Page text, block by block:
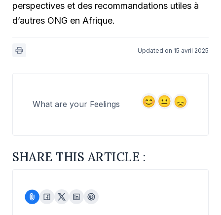
perspectives et des recommandations utiles à
d’autres ONG en Afrique.
Updated on 15 avril 2025
What are your Feelings
SHARE THIS ARTICLE :